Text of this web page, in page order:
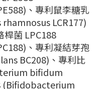
、 專利鼠李糖乳
LCR177)
桿菌 LPC188
、 專利凝結芽孢
BC208)、 專利比
bifidum
(Bifidobacterium